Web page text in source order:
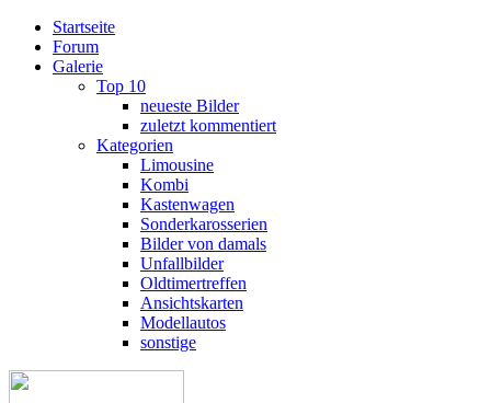
Startseite
Forum
Galerie
Top 10
neueste Bilder
zuletzt kommentiert
Kategorien
Limousine
Kombi
Kastenwagen
Sonderkarosserien
Bilder von damals
Unfallbilder
Oldtimertreffen
Ansichtskarten
Modellautos
sonstige